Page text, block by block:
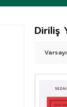
Diriliş